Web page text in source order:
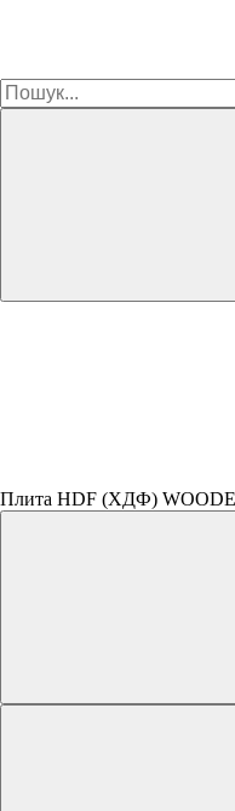
Плита HDF (ХДФ)